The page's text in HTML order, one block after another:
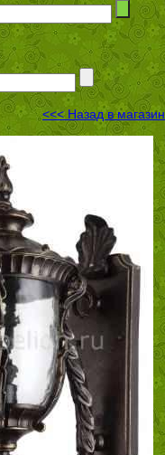
<<< Назад в магазин